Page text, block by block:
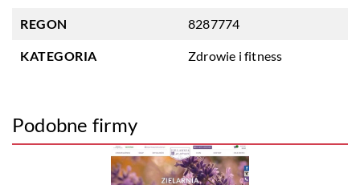
REGON 8287774
KATEGORIA Zdrowie i fitness
Podobne firmy